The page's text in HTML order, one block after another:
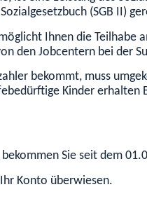
(SGB II)
Ihnen die Teilhabe
den Jobcentern bei der
bekommt, muss
Kinder
Sie seit dem
Konto überwiesen.